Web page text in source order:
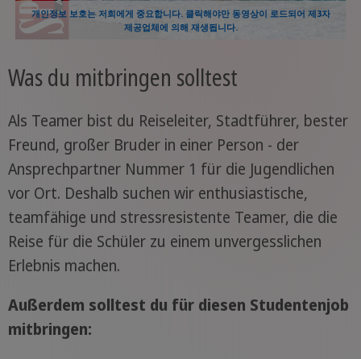
개인정보 보호는 저희에게 중요합니다. 클릭해야만 동영상이 로드되어 제3자
제공업체에 의해 재생됩니다.
Was du mitbringen solltest
Als Teamer bist du Reiseleiter, Stadtführer, bester
Freund, großer Bruder in einer Person - der
Ansprechpartner Nummer 1 für die Jugendlichen
vor Ort. Deshalb suchen wir enthusiastische,
teamfähige und stressresistente Teamer, die die
Reise für die Schüler zu einem unvergesslichen
Erlebnis machen.
Außerdem solltest du für diesen Studentenjob
mitbringen: